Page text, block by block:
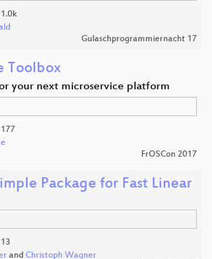
1.0k
Gulaschprogrammiernacht 17
Toolbox
your next microservice platform
177
FrOSCon 2017
Package for Fast Linear
13
and Christoph Wagner